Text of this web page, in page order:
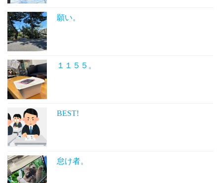
願い。
１１５５。
BEST!
怠け者。